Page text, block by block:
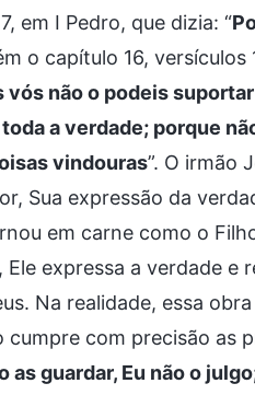
em I Pedro, que dizia: “
o capítulo 16,
não o podeis
a verdade; porque
vindouras”. O irmão
Sua expressão da
em carne como o
expressa a verdade e
Na realidade, essa
com precisão as
guardar, Eu não o